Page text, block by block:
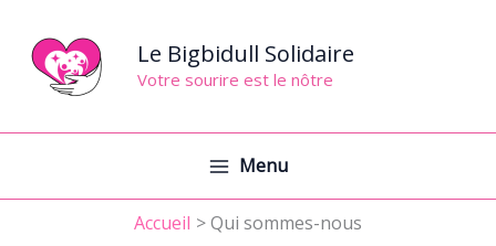
contenu
Le Bigbidull Solidaire
Votre sourire est le nôtre
Menu
Accueil Qui sommes-nous